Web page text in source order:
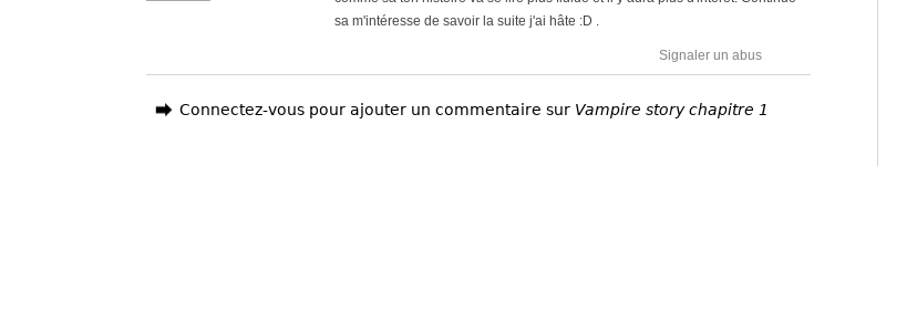
sa m'intéresse de savoir la suite j'ai hâte :D .
Signaler un abus
Connectez-vous pour ajouter un commentaire sur Vampire story chapitre 1